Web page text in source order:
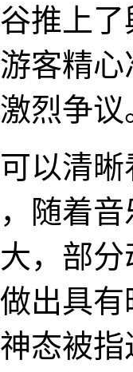
推上
客精
烈争议
以清
随着
，部
出具
态被